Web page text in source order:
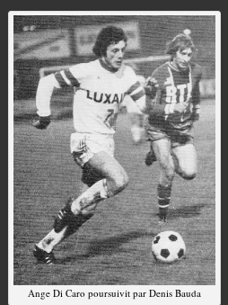
Ange Di Caro poursuivit par Denis Bauda